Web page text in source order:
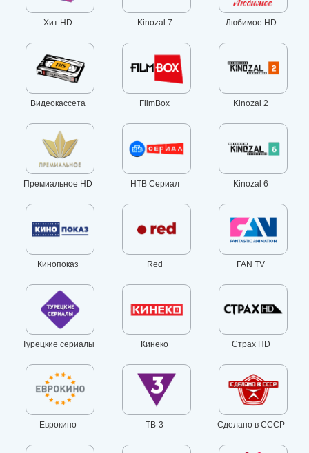
Хит HD Kinozal 7 Любимое HD
Видеокассета FilmBox Kinozal 2
Премиальное HD НТВ Сериал Kinozal 6
Кинопоказ Red FAN TV
Турецкие сериалы Кинеко Страх HD
Еврокино ТВ-3 Сделано в СССР